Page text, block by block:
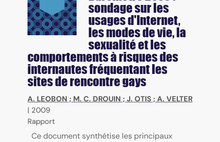
sondage sur les
usages d'Internet,
les modes de vie, la
sexualité et les
comportements à risques des
internautes fréquentant les
sites de rencontre gays
A. LEOBON ; M. C. DROUIN ; J. OTIS ; A. VELTER
| 2009
Rapport
Ce document synthétise les principaux